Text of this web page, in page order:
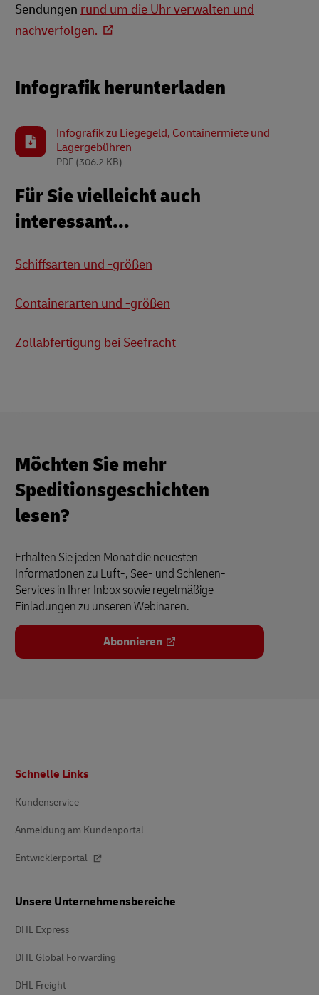
Sendungen rund um die Uhr verwalten und
nachverfolgen.
Infografik herunterladen
Infografik zu Liegegeld, Containermiete und
Lagergebühren
PDF (306.2 KB)
Für Sie vielleicht auch
interessant…
Schiffsarten und -größen
Containerarten und -größen
Zollabfertigung bei Seefracht
Möchten Sie mehr
Speditionsgeschichten
lesen?
Erhalten Sie jeden Monat die neuesten
Informationen zu Luft-, See- und Schienen-
Services in Ihrer Inbox sowie regelmäßige
Einladungen zu unseren Webinaren.
Abonnieren
Schnelle Links
Kundenservice
Anmeldung am Kundenportal
Entwicklerportal
Unsere Unternehmensbereiche
DHL Express
DHL Global Forwarding
DHL Freight